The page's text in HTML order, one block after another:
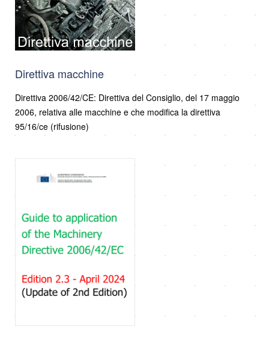
Direttiva macchine
Direttiva 2006/42/CE: Direttiva del Consiglio, del 17 maggio
2006, relativa alle macchine e che modifica la direttiva
95/16/ce (rifusione)